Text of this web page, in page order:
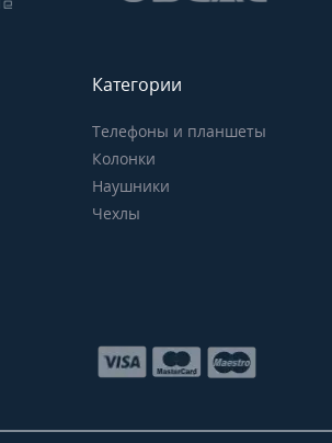
Категории
Телефоны и планшеты
Колонки
Наушники
Чехлы